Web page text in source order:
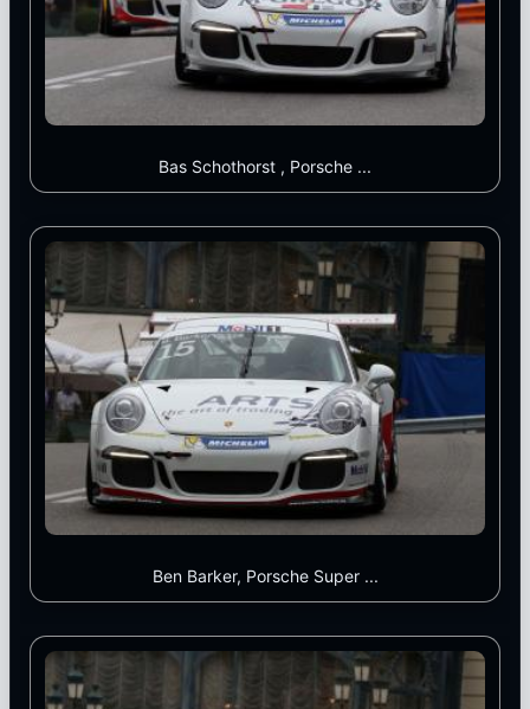
Bas Schothorst , Porsche ...
Ben Barker, Porsche Super ...